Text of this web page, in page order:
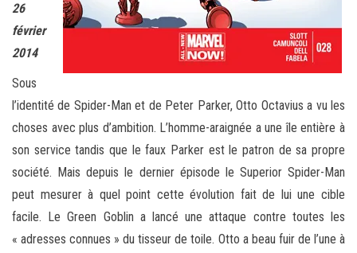
26
février
2014
Sous
l’identité de Spider-Man et de Peter Parker, Otto Octavius a vu les
choses avec plus d’ambition. L’homme-araignée a une île entière à
son service tandis que le faux Parker est le patron de sa propre
société. Mais depuis le dernier épisode le Superior Spider-Man
peut mesurer à quel point cette évolution fait de lui une cible
facile. Le Green Goblin a lancé une attaque contre toutes les
« adresses connues » du tisseur de toile. Otto a beau fuir de l’une à